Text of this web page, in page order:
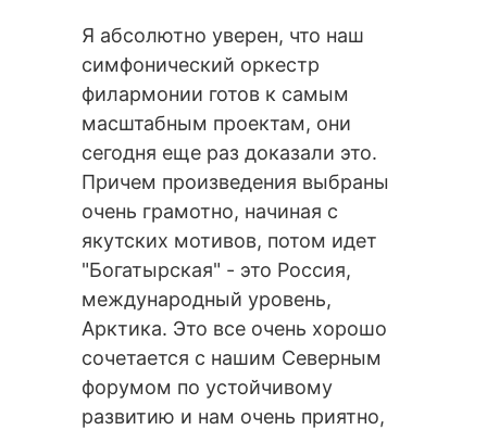
Я абсолютно уверен, что наш
симфонический оркестр
филармонии готов к самым
масштабным проектам, они
сегодня еще раз доказали это.
Причем произведения выбраны
очень грамотно, начиная с
якутских мотивов, потом идет
"Богатырская" - это Россия,
международный уровень,
Арктика. Это все очень хорошо
сочетается с нашим Северным
форумом по устойчивому
развитию и нам очень приятно,